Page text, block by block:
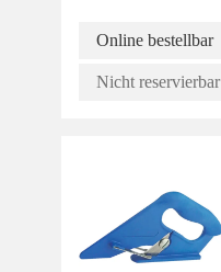
Online bestellbar
Nicht reservierbar